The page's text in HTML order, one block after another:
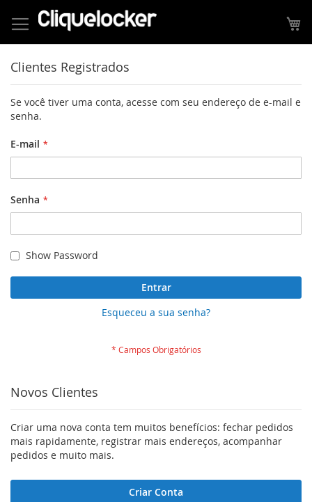
para
o
conteúdo
Clientes Registrados
Se você tiver uma conta, acesse com seu endereço de e-mail e
senha.
E-mail
Senha
Show Password
Entrar
Esqueceu a sua senha?
Novos Clientes
Criar uma nova conta tem muitos benefícios: fechar pedidos
mais rapidamente, registrar mais endereços, acompanhar
pedidos e muito mais.
Criar Conta